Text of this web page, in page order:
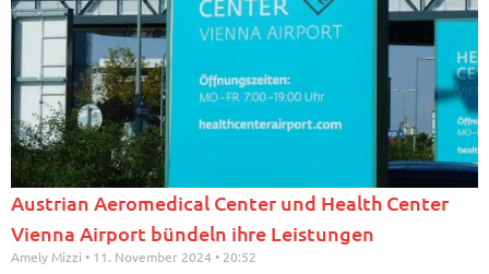
Austrian Aeromedical Center und Health Center
Vienna Airport bündeln ihre Leistungen
Amely Mizzi 11. November 2024 20:52